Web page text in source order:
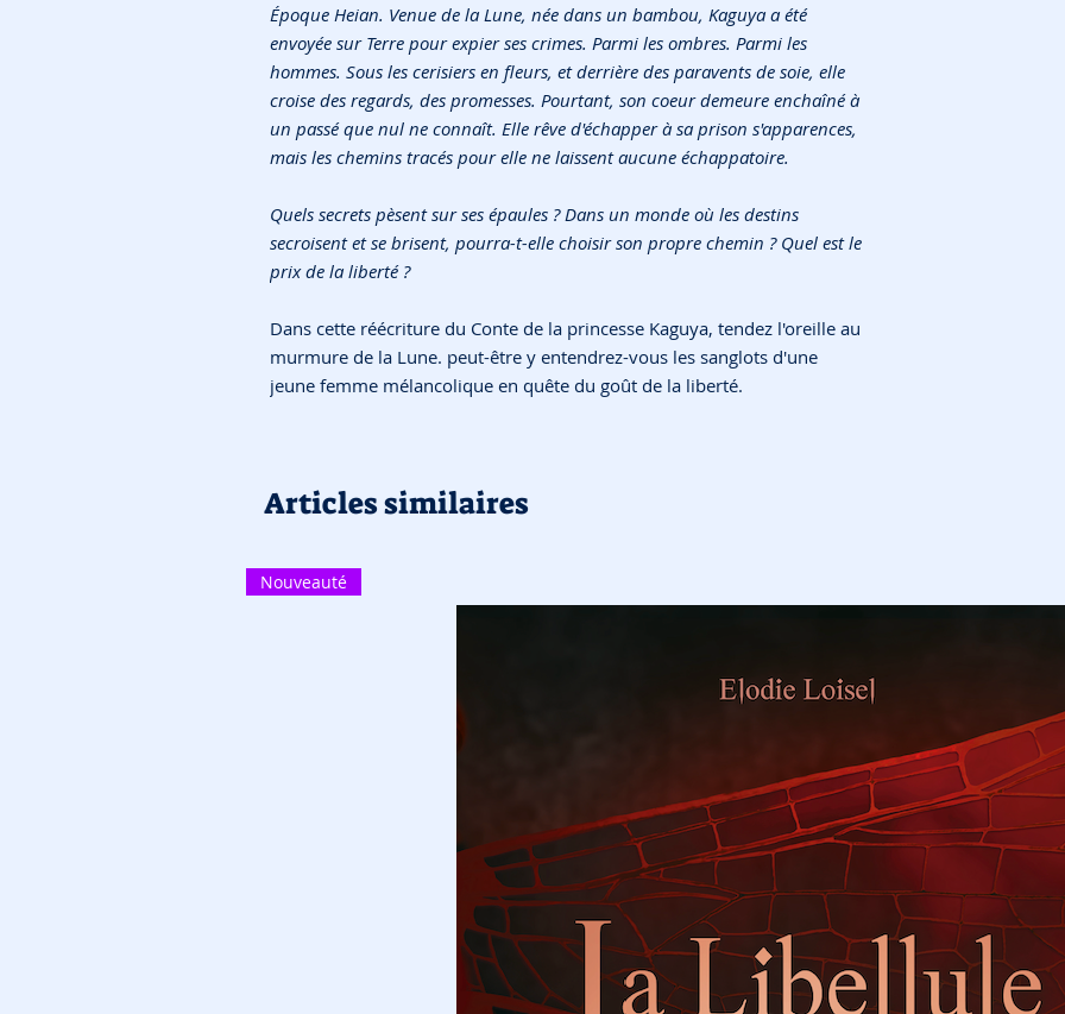
Époque Heian. Venue de la Lune, née dans un bambou, Kaguya a été
envoyée sur Terre pour expier ses crimes. Parmi les ombres. Parmi les
hommes. Sous les cerisiers en fleurs, et derrière des paravents de soie, elle
croise des regards, des promesses. Pourtant, son coeur demeure enchaîné à
un passé que nul ne connaît. Elle rêve d'échapper à sa prison s'apparences,
mais les chemins tracés pour elle ne laissent aucune échappatoire.
Quels secrets pèsent sur ses épaules ? Dans un monde où les destins
secroisent et se brisent, pourra-t-elle choisir son propre chemin ? Quel est le
prix de la liberté ?
Dans cette réécriture du Conte de la princesse Kaguya, tendez l'oreille au
murmure de la Lune. peut-être y entendrez-vous les sanglots d'une
jeune femme mélancolique en quête du goût de la liberté.
Articles similaires
Nouveauté